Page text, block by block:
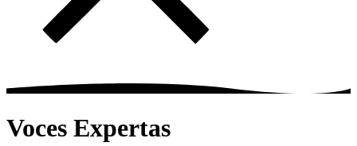
Voces Expertas